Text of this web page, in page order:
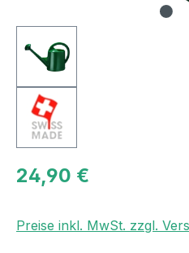
24,90 €
Preise inkl. MwSt. zzgl.